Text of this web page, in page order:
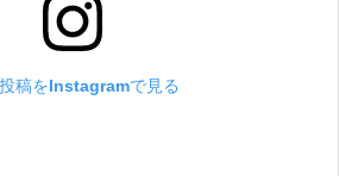
稿をInstagramで見る